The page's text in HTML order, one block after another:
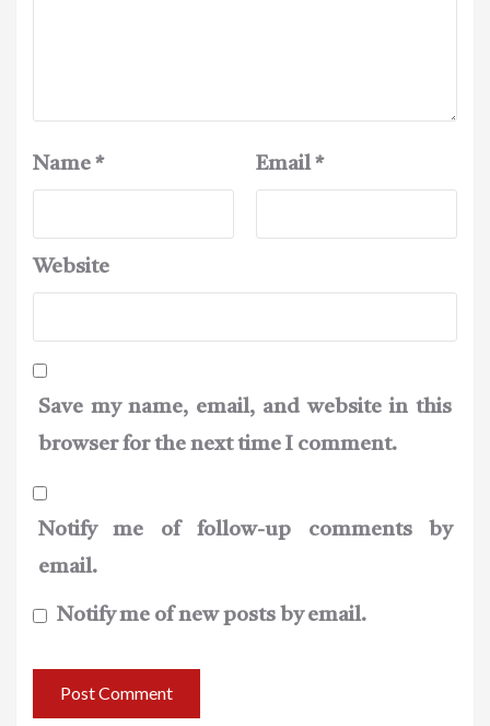
Name * Email*
Website
Save my name, email, and website in this
browser for the next time I comment.
Notify me of follow-up comments by
email.
Notify me of new posts by email.